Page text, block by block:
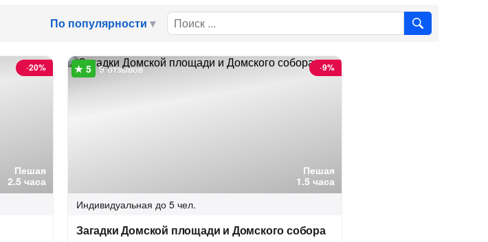
По популярности
Пешая
2.5 часа
-20%
Пешая
1.5 часа
-9%
9 отзывов
Индивидуальная до 5 чел.
Загадки Домской площади и Домского собора